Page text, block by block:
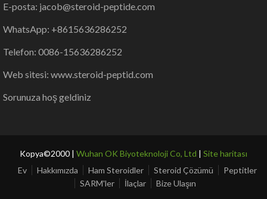
E-posta: jacob@steroid-peptide.com
WhatsApp: +8615636286252
Telefon: 0086-15636286252
Web sitesi: www.steroid-peptid.com
Sorunuza hoş geldiniz
Kopya©2000 | Wuhan OK Biyoteknoloji Co, Ltd | Site haritası
Ev
Hakkımızda Ham Steroidler Steroid Çözümü
Peptitler
SARM'ler
İlaçlar Bize Ulaşın